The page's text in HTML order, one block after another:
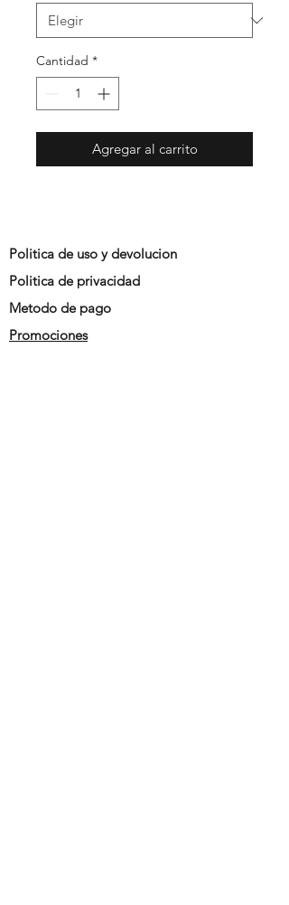
Cantidad *
Agregar al carrito
Politica de uso y devolucion
Politica de privacidad
Metodo de pago
Promociones